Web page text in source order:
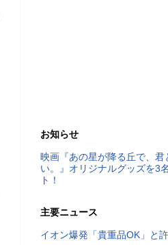
お知らせ
映画『あの星が降る丘で、君
い。』オリジナルグッズを3
ト！
主要ニュース
イオン爆発「貴重品OK」と